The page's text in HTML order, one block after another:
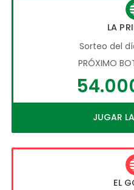
LA
Sorteo del
PRÓXIMO
JUGAR
EL